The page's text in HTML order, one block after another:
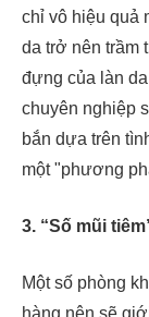
chỉ vô hiệu quả
da trở nên trầm
đựng của làn
chuyên nghiệp
bắn dựa trên
một "phương
3. “Số mũi
Một số phòng
hàng nên sẽ